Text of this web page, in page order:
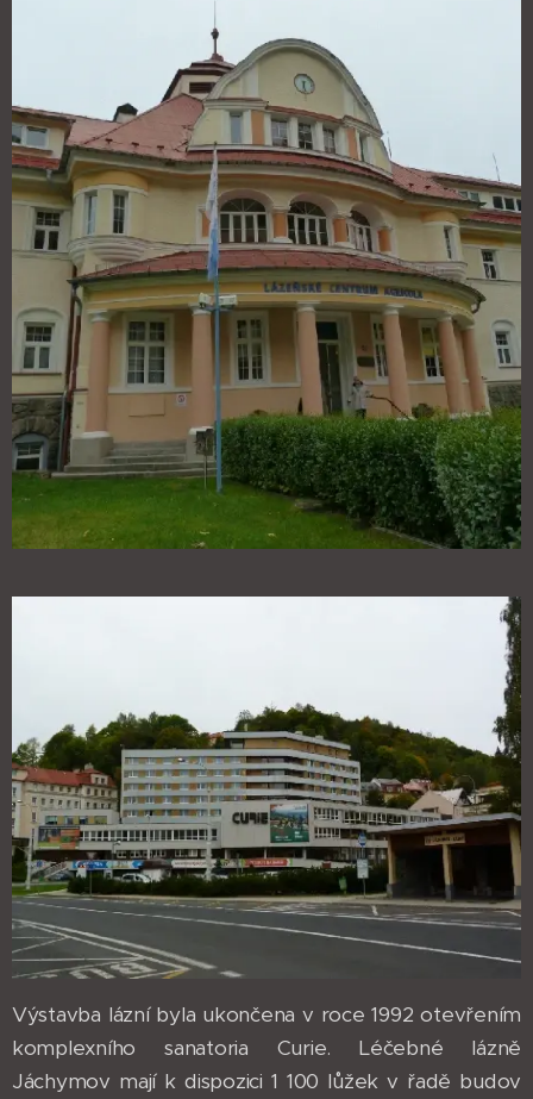
Výstavba lázní byla ukončena v roce 1992 otevřením
komplexního sanatoria Curie. Léčebné lázně
Jáchymov mají k dispozici 1 100 lůžek v řadě budov